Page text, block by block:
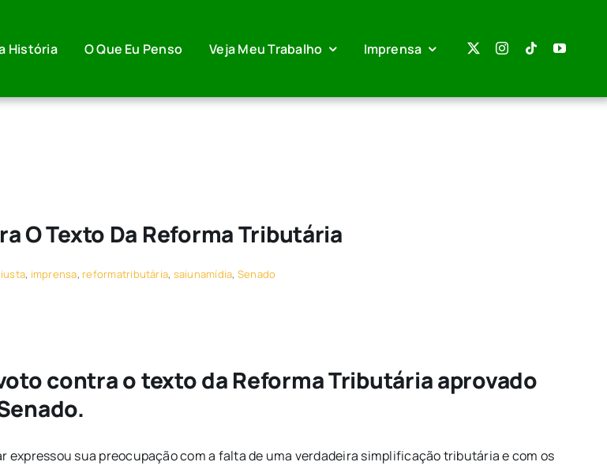
História O Que Eu Penso Veja Meu Trabalho Imprensa
O Texto Da Reforma Tributária
, imprensa, reformatributária, saiunamídia, Senado
contra o texto da Reforma Tributária aprovado
expressou sua preocupação com a falta de uma verdadeira simplificação tributária e com os